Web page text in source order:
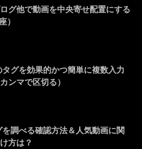
グ他で動画を中央寄せ配置にする
）
グを効果的かつ簡単に複数入力
ンマで区切る）
調べる確認方法＆人気動画に関
方は？